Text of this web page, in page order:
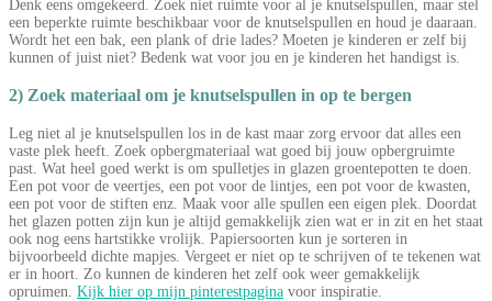
Denk eens omgekeerd. Zoek niet ruimte voor al je knutselspullen, maar stel
een beperkte ruimte beschikbaar voor de knutselspullen en houd je daaraan.
Wordt het een bak, een plank of drie lades? Moeten je kinderen er zelf bij
kunnen of juist niet? Bedenk wat voor jou en je kinderen het handigst is.
2) Zoek materiaal om je knutselspullen in op te bergen
Leg niet al je knutselspullen los in de kast maar zorg ervoor dat alles een
vaste plek heeft. Zoek opbergmateriaal wat goed bij jouw opbergruimte
past. Wat heel goed werkt is om spulletjes in glazen groentepotten te doen.
Een pot voor de veertjes, een pot voor de lintjes, een pot voor de kwasten,
een pot voor de stiften enz. Maak voor alle spullen een eigen plek. Doordat
het glazen potten zijn kun je altijd gemakkelijk zien wat er in zit en het staat
ook nog eens hartstikke vrolijk. Papiersoorten kun je sorteren in
bijvoorbeeld dichte mapjes. Vergeet er niet op te schrijven of te tekenen wat
er in hoort. Zo kunnen de kinderen het zelf ook weer gemakkelijk
opruimen. Kijk hier op mijn pinterestpagina voor inspiratie.